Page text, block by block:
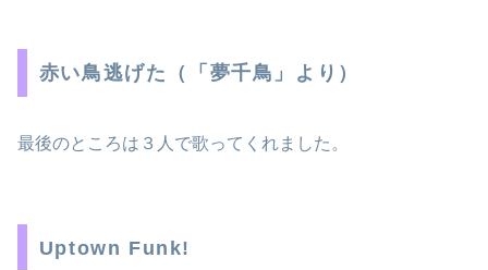
赤い鳥逃げた（「夢千鳥」より）
最後のところは３人で歌ってくれました。
Uptown Funk!